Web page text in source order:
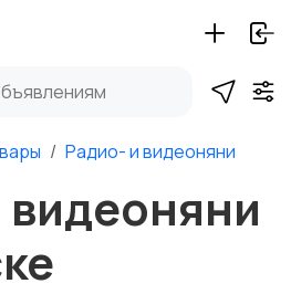
Радио- и видеоняни